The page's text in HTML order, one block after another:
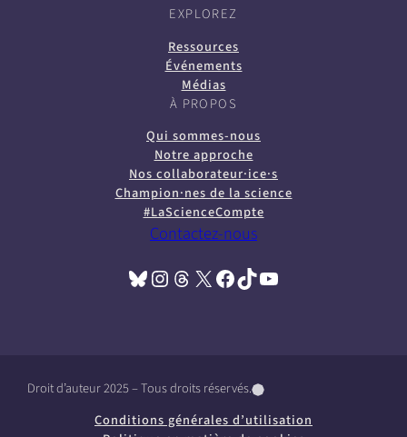
EXPLOREZ
Ressources
Événements
Médias
À PROPOS
Qui sommes-nous
Notre approche
Nos collaborateur·ice·s
Champion·nes de la science
#LaScienceCompte
Contactez-nous
Bluesky(opens in a new tab) Instagram
(opens in a new tab) Threads(opens in a new tab) X(opens in a new tab) Facebook(opens in a new tab) TikTok(opens in a new tab) YouTube(opens in a new tab)
Droit d’auteur 2025 – Tous droits réservés.(
o
p
(
o
p
(
o
p
Conditions générales d’utilisation